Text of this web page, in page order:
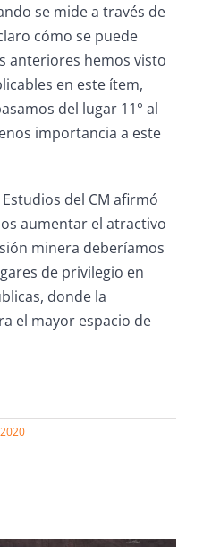
se mide a través de
cómo se puede
anteriores hemos visto
en este ítem,
del lugar 11° al
importancia a este
del CM afirmó
aumentar el atractivo
minera deberíamos
de privilegio en
donde la
el mayor espacio de